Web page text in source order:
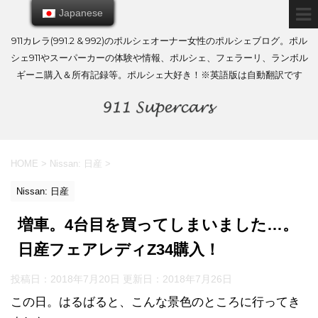
911カレラ(991.2 & 992)のポルシェオーナー女性のポルシェブログ。ポル
シェ911やスーパーカーの体験や情報、ポルシェ、フェラーリ、ランボル
ギーニ購入＆所有記録等。ポルシェ大好き！※英語版は自動翻訳です
HOME > Nissan: 日産 >
Nissan: 日産
増車。4台目を買ってしまいました…。
日産フェアレディZ34購入！
投稿日：2018年7月20日 更新日： 2018年7月26日
この日。はるばると、こんな景色のところに行ってき
Japanese
Japanese